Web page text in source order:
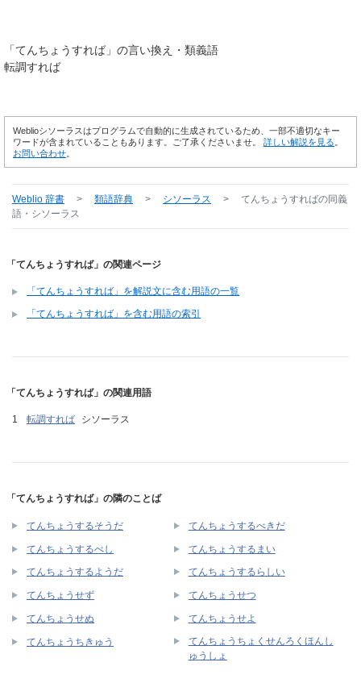
「てんちょうすれば 」の言い換え・類義語
転調すれば
Weblioシソーラスはプログラムで自動的に生成されているため、一部不適切なキー
ワードが含まれていることもあります。ご了承くださいませ。 詳しい解説を見る
お問い合わせ
Weblio 辞書 > 類語辞典 > シソーラス > てんちょうすればの同義
語・シソーラス
「てんちょうすれば」の関連ページ
「てんちょうすれば」を解説文に含む用語の一覧
「てんちょうすれば」を含む用語の索引
「てんちょうすれば」の関連用語
転調すれば シソーラス
「てんちょうすれば」の隣のことば
てんちょうするそうだ てんちょうするべきだ
てんちょうするべし てんちょうするまい
てんちょうするようだ てんちょうするらしい
てんちょうせず てんちょうせつ
てんちょうせぬ てんちょうせよ
てんちょうちきゅう
てんちょうちょくせんろくほんし
ゅうしょ